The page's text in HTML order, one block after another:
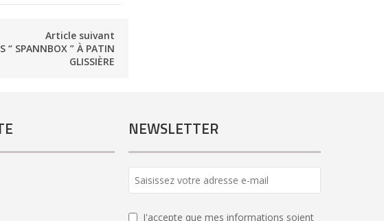
Article suivant
“ SPANNBOX ” À PATIN
GLISSIÈRE
NEWSLETTER
J'accepte que mes informations soient